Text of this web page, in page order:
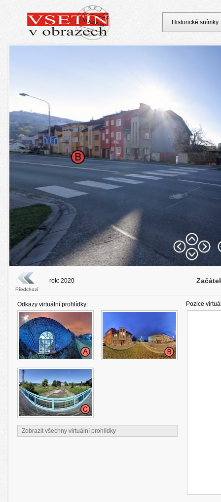
Předchozí
rok: 2020
Odkazy virtuální prohlídky: Pozice
Zobrazit všechny virtuální prohlídky
Historické snímky